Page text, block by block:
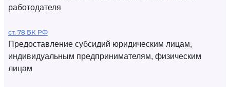
работодателя
ст. 78 БК РФ
Предоставление субсидий юридическим лицам,
индивидуальным предпринимателям, физическим
лицам